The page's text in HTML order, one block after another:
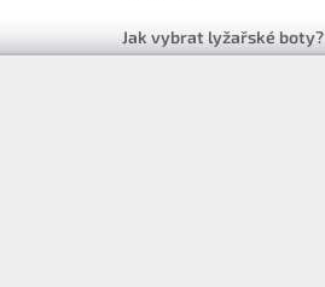
Jak vybrat lyžařské boty?